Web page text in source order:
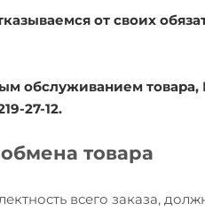
от своих
обслуживанием
27-12.
товара
всего заказа,